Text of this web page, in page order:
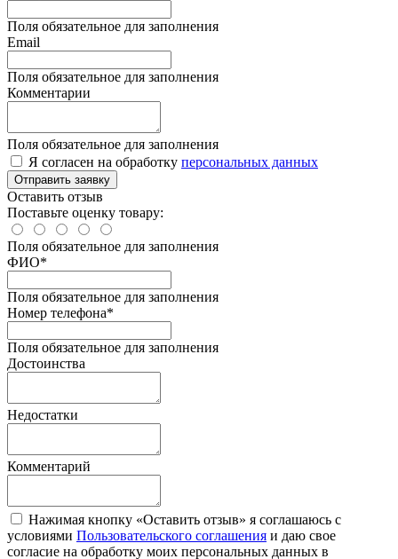
Поля обязательное для заполнения
Email
Поля обязательное для заполнения
Комментарии
Поля обязательное для заполнения
Я согласен на обработку персональных данных
Отправить заявку
Оставить отзыв
Поставьте оценку товару:
Поля обязательное для заполнения
ФИО*
Поля обязательное для заполнения
Номер телефона*
Поля обязательное для заполнения
Достоинства
Недостатки
Комментарий
Нажимая кнопку «Оставить отзыв» я соглашаюсь с
условиями Пользовательского соглашения и даю свое
согласие на обработку моих персональных данных в